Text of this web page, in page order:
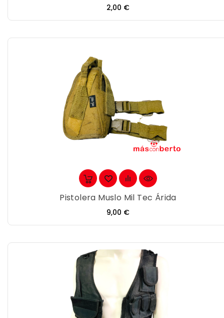
Precio
2,00 €
Pistolera Muslo Mil Tec Árida
Precio
9,00 €